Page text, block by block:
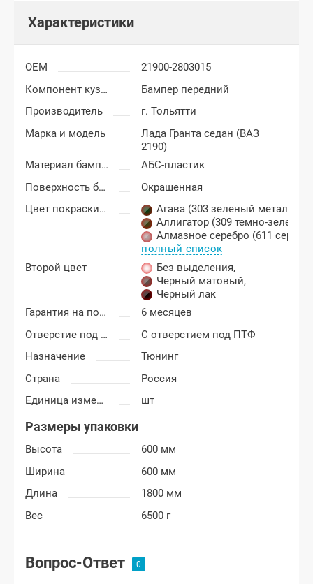
Характеристики
OEM
21900-2803015
Компонент кузова
Бампер передний
Производитель
г. Тольятти
Марка и модель
Лада Гранта седан (ВАЗ
2190)
Материал бампера
АБС-пластик
Поверхность бампера
Окрашенная
Цвет покраски Лада Гранта
Агава (303 зеленый металлик)
Аллигатор (309 темно-
Алмазное серебро (611
полный список
Второй цвет
Без выделения,
Черный матовый,
Черный лак
Гарантия на покраску
6 месяцев
Отверстие под ПТФ
С отверстием под ПТФ
Назначение
Тюнинг
Страна
Россия
Единица измерения
шт
Размеры упаковки
Высота
600 мм
Ширина
600 мм
Длина
1800 мм
Вес
6500 г
Вопрос-Ответ